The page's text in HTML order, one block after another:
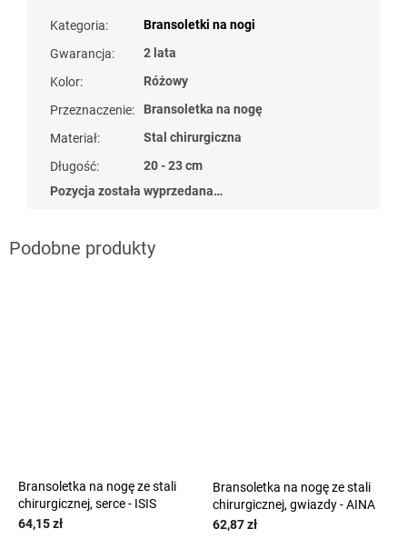
Kategoria:
Bransoletki na nogi
Gwarancja:
2 lata
Kolor:
Różowy
Przeznaczenie:
Bransoletka na nogę
Materiał:
Stal chirurgiczna
Długość:
20 - 23 cm
Pozycja została wyprzedana…
Bransoletka na nogę ze stali
chirurgicznej, serce - ISIS
64,15 zł
Bransoletka na nogę ze stali
chirurgicznej, gwiazdy - AINA
62,87 zł